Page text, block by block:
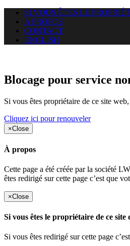
SI VOUS ÊTES LE
A PROPOS
CONTACT
ENGLISH
Blocage pour service
Si vous êtes propriétaire de ce site
Cliquez ici pour renouveler
×Close
À propos
Cette page a été créée par la société
êtes redirigé sur cette page c’est que
×Close
Si vous êtes le propriétaire de ce site
Si vous êtes redirigé sur cette page